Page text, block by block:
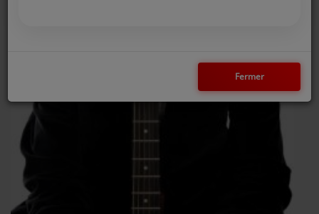
PHOTOS
PODCASTS
Participez
Fermer